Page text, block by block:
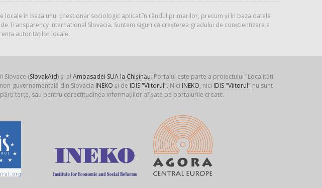
în baza unui chestionar sociologic aplicat în rândul primarilor, precum și în baza datele
International Slovacia. Suntem siguri că creșterea gradului de conștientizare a
autorităților locale.
Slovace (SlovakAid) și al Ambasadei SUA la Chișinău. Portalul este parte a proiectului "Localități
guvernamentală din Slovacia INEKO și de IDIS "Viitorul". Nici INEKO, nici IDIS "Viitorul" nu sunt
terțe, sau pentru corectitudinea informațiilor afișate pe portalurile create.